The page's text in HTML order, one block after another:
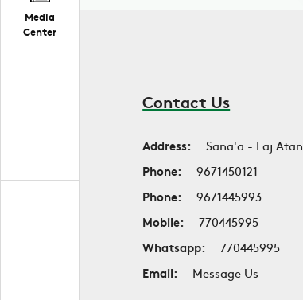
Media
Center
Contact Us
Address:
Sana'a - Faj
Phone:
9671450121
Phone:
9671445993
Mobile:
770445995
Whatsapp:
770445995
Email:
Message Us